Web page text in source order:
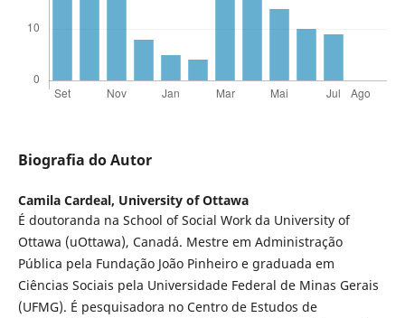
Biografia do Autor
Camila Cardeal, University of Ottawa
É doutoranda na School of Social Work da University of
Ottawa (uOttawa), Canadá. Mestre em Administração
Pública pela Fundação João Pinheiro e graduada em
Ciências Sociais pela Universidade Federal de Minas Gerais
(UFMG). É pesquisadora no Centro de Estudos de